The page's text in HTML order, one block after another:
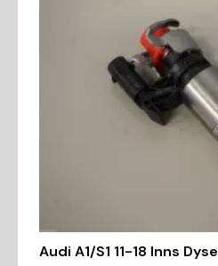
Audi A1/S1 11-18 Inns Dyse